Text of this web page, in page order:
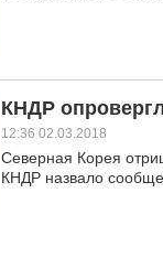
КНДР
12:36 02.03.2018
Северная Корея
КНДР назвало